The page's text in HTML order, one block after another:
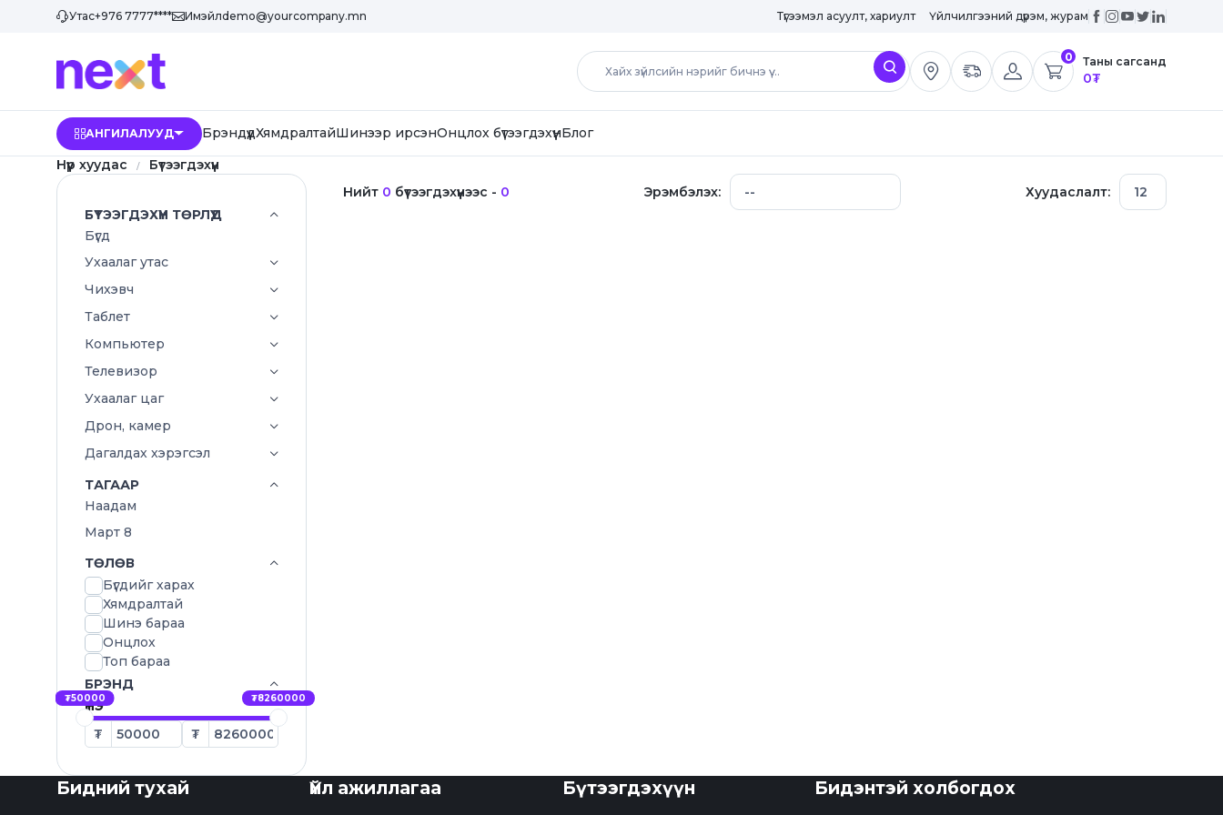
Утас+976 7777**** Имэйлdemo@yourcompany.mn Түгээмэл асуулт, хариулт Үйлчилгээний дүрэм, журам
0 Таны сагсанд
0₮
АНГИЛАЛУУД БрэндүүдХямдралтайШинээр ирсэнОнцлох бүтээгдэхүүнБлог
Нүүр хуудас
Бүтээгдэхүүн
БҮТЭЭГДЭХҮҮН ТӨРЛҮҮД
Бүгд
Ухаалаг утас
Чихэвч
Таблет
Компьютер
Телевизор
Ухаалаг цаг
Дрон, камер
Дагалдах хэрэгсэл
ТАГААР
Наадам
Март 8
ТӨЛӨВ
Бүгдийг харах
Хямдралтай
Шинэ бараа
Онцлох
Топ бараа
БРЭНД
ҮНЭ
₮50000 ₮8260000
₮ ₮
Нийт 0 бүтээгдэхүүнээс - 0 Эрэмбэлэх: Хуудаслалт:
Бидний тухай Үйл ажиллагаа Бүтээгдэхүүн Бидэнтэй холбогдох